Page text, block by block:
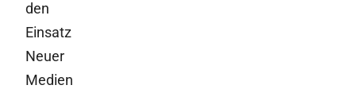
den
Einsatz
Neuer
Medien